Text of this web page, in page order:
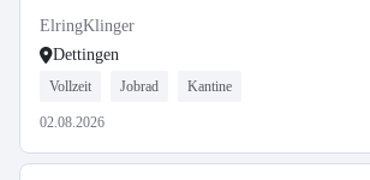
ElringKlinger
Dettingen
Vollzeit Jobrad Kantine
02.08.2026